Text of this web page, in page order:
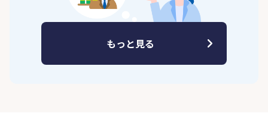
もっと見る